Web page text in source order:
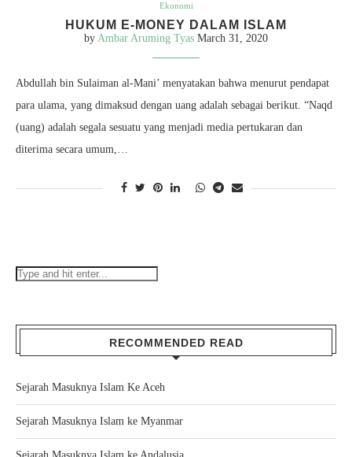
Ekonomi
HUKUM E-MONEY DALAM ISLAM
by Ambar Aruming Tyas March 31, 2020
Abdullah bin Sulaiman al-Mani’ menyatakan bahwa menurut pendapat
para ulama, yang dimaksud dengan uang adalah sebagai berikut. “Naqd
(uang) adalah segala sesuatu yang menjadi media pertukaran dan
diterima secara umum,…
RECOMMENDED READ
Sejarah Masuknya Islam Ke Aceh
Sejarah Masuknya Islam ke Myanmar